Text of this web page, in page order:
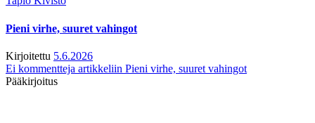
Pieni virhe, suuret vahingot
Kirjoitettu 5.6.2026
Ei kommentteja artikkeliin Pieni virhe, suuret vahingot
Pääkirjoitus